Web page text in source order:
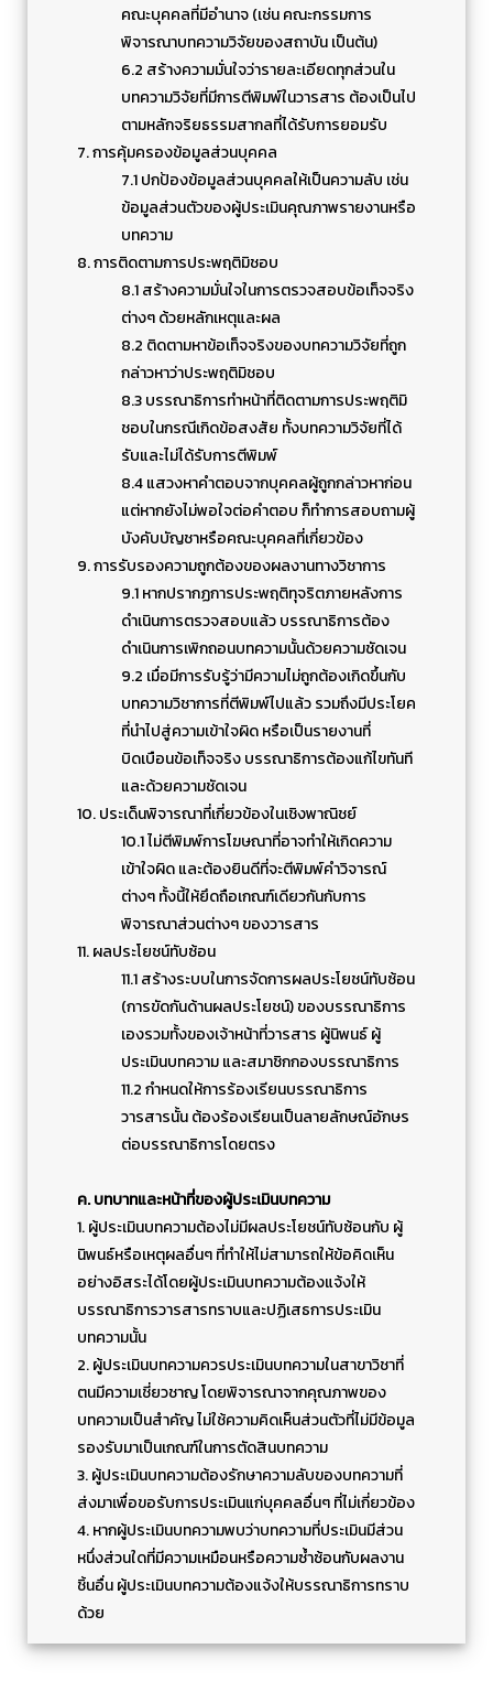
คณะบุคคลที่มีอำนาจ (เช่น คณะกรรมการ
พิจารณาบทความวิจัยของสถาบัน เป็นต้น)
6.2 สร้างความมั่นใจว่ารายละเอียดทุกส่วนใน
บทความวิจัยที่มีการตีพิมพ์ในวารสาร ต้องเป็นไป
ตามหลักจริยธรรมสากลที่ได้รับการยอมรับ
7. การคุ้มครองข้อมูลส่วนบุคคล
7.1 ปกป้องข้อมูลส่วนบุคคลให้เป็นความลับ เช่น
ข้อมูลส่วนตัวของผู้ประเมินคุณภาพรายงานหรือ
บทความ
8. การติดตามการประพฤติมิชอบ
8.1 สร้างความมั่นใจในการตรวจสอบข้อเท็จจริง
ต่างๆ ด้วยหลักเหตุและผล
8.2 ติดตามหาข้อเท็จจริงของบทความวิจัยที่ถูก
กล่าวหาว่าประพฤติมิชอบ
8.3 บรรณาธิการทำหน้าที่ติดตามการประพฤติมิ
ชอบในกรณีเกิดข้อสงสัย ทั้งบทความวิจัยที่ได้
รับและไม่ได้รับการตีพิมพ์
8.4 แสวงหาคำตอบจากบุคคลผู้ถูกกล่าวหาก่อน
แต่หากยังไม่พอใจต่อคำตอบ ก็ทำการสอบถามผู้
บังคับบัญชาหรือคณะบุคคลที่เกี่ยวข้อง
9. การรับรองความถูกต้องของผลงานทางวิชาการ
9.1 หากปรากฏการประพฤติทุจริตภายหลังการ
ดำเนินการตรวจสอบแล้ว บรรณาธิการต้อง
ดำเนินการเพิกถอนบทความนั้นด้วยความชัดเจน
9.2 เมื่อมีการรับรู้ว่ามีความไม่ถูกต้องเกิดขึ้นกับ
บทความวิชาการที่ตีพิมพ์ไปแล้ว รวมถึงมีประโยค
ที่นำไปสู่ความเข้าใจผิด หรือเป็นรายงานที่
บิดเบือนข้อเท็จจริง บรรณาธิการต้องแก้ไขทันที
และด้วยความชัดเจน
10. ประเด็นพิจารณาที่เกี่ยวข้องในเชิงพาณิชย์
10.1 ไม่ตีพิมพ์การโฆษณาที่อาจทำให้เกิดความ
เข้าใจผิด และต้องยินดีที่จะตีพิมพ์คำวิจารณ์
ต่างๆ ทั้งนี้ให้ยึดถือเกณฑ์เดียวกันกับการ
พิจารณาส่วนต่างๆ ของวารสาร
11. ผลประโยชน์ทับซ้อน
11.1 สร้างระบบในการจัดการผลประโยชน์ทับซ้อน
(การขัดกันด้านผลประโยชน์) ของบรรณาธิการ
เองรวมทั้งของเจ้าหน้าที่วารสาร ผู้นิพนธ์ ผู้
ประเมินบทความ และสมาชิกกองบรรณาธิการ
11.2 กำหนดให้การร้องเรียนบรรณาธิการ
วารสารนั้น ต้องร้องเรียนเป็นลายลักษณ์อักษร
ต่อบรรณาธิการโดยตรง
ค. บทบาทและหน้าที่ของผู้ประเมินบทความ
1. ผู้ประเมินบทความต้องไม่มีผลประโยชน์ทับซ้อนกับ ผู้
นิพนธ์หรือเหตุผลอื่นๆ ที่ทำให้ไม่สามารถให้ข้อคิดเห็น
อย่างอิสระได้โดยผู้ประเมินบทความต้องแจ้งให้
บรรณาธิการวารสารทราบและปฏิเสธการประเมิน
บทความนั้น
2. ผู้ประเมินบทความควรประเมินบทความในสาขาวิชาที่
ตนมีความเชี่ยวชาญ โดยพิจารณาจากคุณภาพของ
บทความเป็นสำคัญ ไม่ใช้ความคิดเห็นส่วนตัวที่ไม่มีข้อมูล
รองรับมาเป็นเกณฑ์ในการตัดสินบทความ
3. ผู้ประเมินบทความต้องรักษาความลับของบทความที่
ส่งมาเพื่อขอรับการประเมินแก่บุคคลอื่นๆ ที่ไม่เกี่ยวข้อง
4. หากผู้ประเมินบทความพบว่าบทความที่ประเมินมีส่วน
หนึ่งส่วนใดที่มีความเหมือนหรือความซ้ำซ้อนกับผลงาน
ชิ้นอื่น ผู้ประเมินบทความต้องแจ้งให้บรรณาธิการทราบ
ด้วย